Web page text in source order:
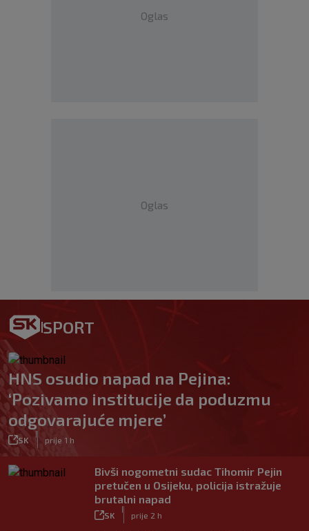
Oglas
Oglas
SPORT
HNS osudio napad na Pejina:
‘Pozivamo institucije da poduzmu
odgovarajuće mjere’
SK prije 1 h
Bivši nogometni sudac Tihomir Pejin
pretučen u Osijeku, policija istražuje
brutalni napad
SK prije 2 h